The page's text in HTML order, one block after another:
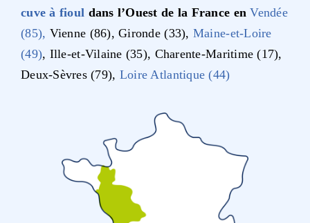
cuve à fioul dans l’Ouest de la France enVendée
(85), Vienne (86), Gironde (33), Maine-et-Loire
(49), Ille-et-Vilaine (35), Charente-Maritime (17),
Deux-Sèvres (79), Loire Atlantique (44)